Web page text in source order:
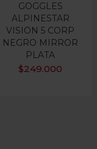
GOGGLES
ALPINESTAR
VISION 5 CORP
NEGRO MIRROR
PLATA
$249.000